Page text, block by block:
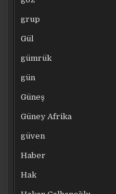
grup
Gül
gümrük
gün
Güneş
Güney Afrika
güven
Haber
Hak